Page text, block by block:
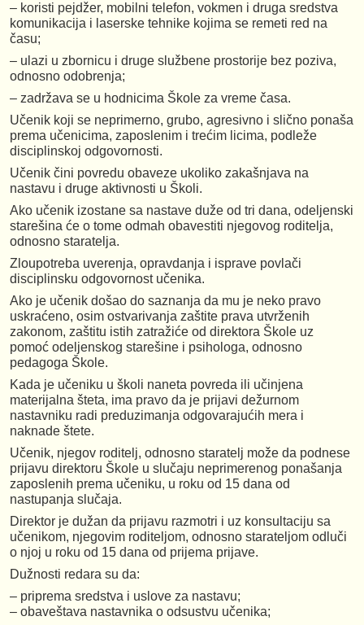
– koristi pejdžer, mobilni telefon, vokmen i druga sredstva
komunikacija i laserske tehnike kojima se remeti red na
času;
– ulazi u zbornicu i druge službene prostorije bez poziva,
odnosno odobrenja;
– zadržava se u hodnicima Škole za vreme časa.
Učenik koji se neprimerno, grubo, agresivno i slično ponaša
prema učenicima, zaposlenim i trećim licima, podleže
disciplinskoj odgovornosti.
Učenik čini povredu obaveze ukoliko zakašnjava na
nastavu i druge aktivnosti u Školi.
Ako učenik izostane sa nastave duže od tri dana, odeljenski
starešina će o tome odmah obavestiti njegovog roditelja,
odnosno staratelja.
Zloupotreba uverenja, opravdanja i isprave povlači
disciplinsku odgovornost učenika.
Ako je učenik došao do saznanja da mu je neko pravo
uskraćeno, osim ostvarivanja zaštite prava utvrženih
zakonom, zaštitu istih zatražiće od direktora Škole uz
pomoć odeljenskog starešine i psihologa, odnosno
pedagoga Škole.
Kada je učeniku u školi naneta povreda ili učinjena
materijalna šteta, ima pravo da je prijavi dežurnom
nastavniku radi preduzimanja odgovarajućih mera i
naknade štete.
Učenik, njegov roditelj, odnosno staratelj može da podnese
prijavu direktoru Škole u slučaju neprimerenog ponašanja
zaposlenih prema učeniku, u roku od 15 dana od
nastupanja slučaja.
Direktor je dužan da prijavu razmotri i uz konsultaciju sa
učenikom, njegovim roditeljom, odnosno starateljom odluči
o njoj u roku od 15 dana od prijema prijave.
Dužnosti redara su da:
– priprema sredstva i uslove za nastavu;
– obaveštava nastavnika o odsustvu učenika;